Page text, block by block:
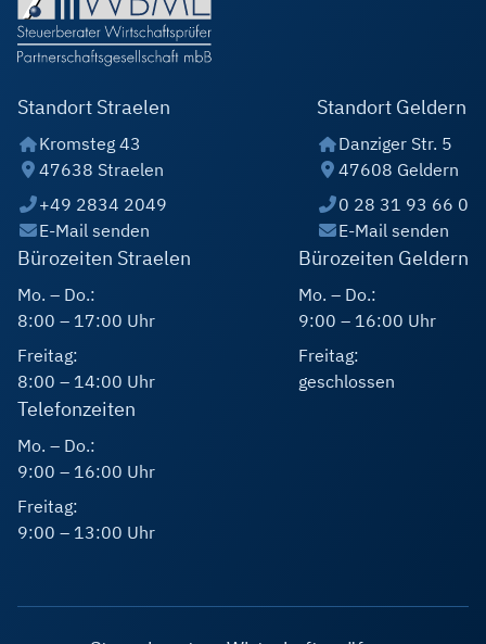
Standort Straelen
Kromsteg 43
47638 Straelen
+49 2834 2049
E-Mail senden
Standort Geldern
Danziger Str. 5
47608 Geldern
0 28 31 93 66 0
E-Mail senden
Bürozeiten Straelen
Mo. – Do.:
8:00 – 17:00 Uhr
Freitag:
8:00 – 14:00 Uhr
Bürozeiten Geldern
Mo. – Do.:
9:00 – 16:00 Uhr
Freitag:
geschlossen
Telefonzeiten
Mo. – Do.:
9:00 – 16:00 Uhr
Freitag:
9:00 – 13:00 Uhr